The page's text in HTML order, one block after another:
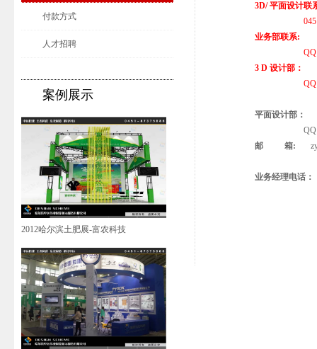
付款方式
人才招聘
案例展示
2012哈尔滨土肥展-富农科技
3D/ 平面设计联
0451-58861241
业务部联系:
QQ:285333101
3 D 设计部：
QQ:
平面设计部：
QQ:
邮 箱:
业务经理电话